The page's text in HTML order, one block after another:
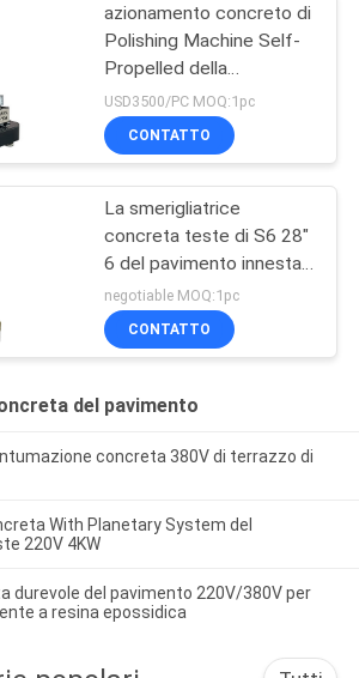
azionamento concreto di
Polishing Machine Self-
Propelled della
smerigliatrice del
cemento di 700x700mm
USD3500/PC MOQ:1pc
CONTATTO
La smerigliatrice
concreta teste di S6 28"
6 del pavimento innesta il
sistema
negotiable MOQ:1pc
CONTATTO
del pavimento
concreta 380V di terrazzo di
With Planetary System del
220V 4KW
durevole del pavimento 220V/380V per
a resina epossidica